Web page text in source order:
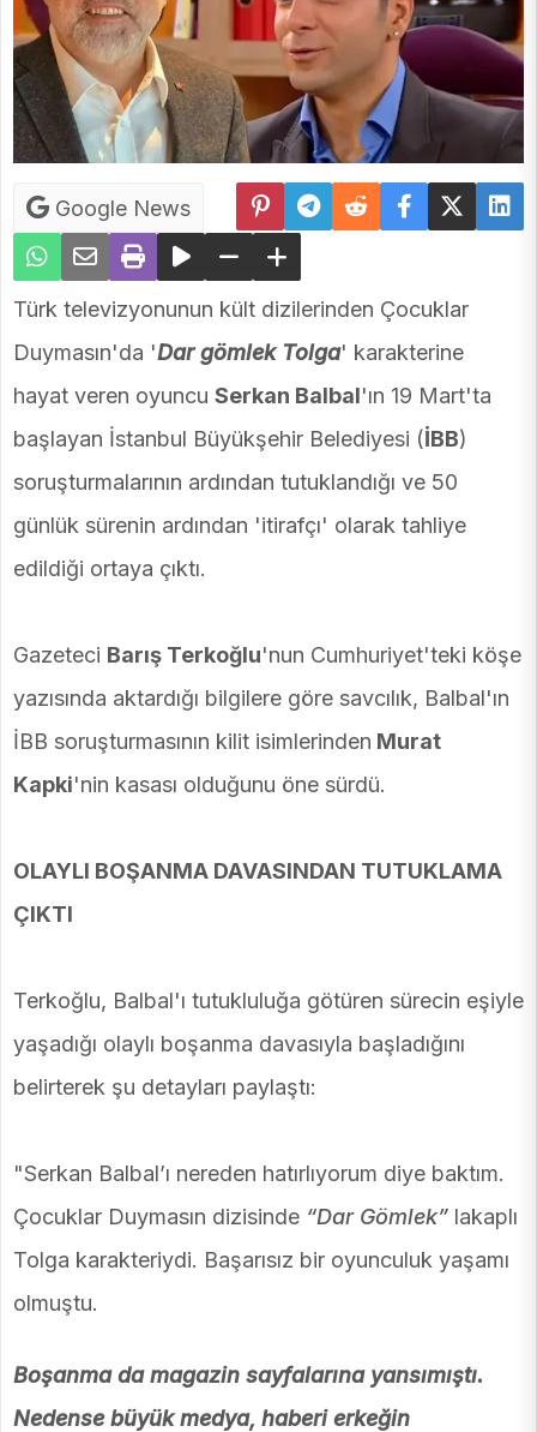
Google News
Türk televizyonunun kült dizilerinden Çocuklar
Duymasın'da 'Dar gömlek Tolga' karakterine
hayat veren oyuncu Serkan Balbal'ın 19 Mart'ta
başlayan İstanbul Büyükşehir Belediyesi (İBB)
soruşturmalarının ardından tutuklandığı ve 50
günlük sürenin ardından 'itirafçı' olarak tahliye
edildiği ortaya çıktı.
Gazeteci Barış Terkoğlu'nun Cumhuriyet'teki köşe
yazısında aktardığı bilgilere göre savcılık, Balbal'ın
İBB soruşturmasının kilit isimlerinden Murat
Kapki'nin kasası olduğunu öne sürdü.
OLAYLI BOŞANMA DAVASINDAN TUTUKLAMA
ÇIKTI
Terkoğlu, Balbal'ı tutukluluğa götüren sürecin eşiyle
yaşadığı olaylı boşanma davasıyla başladığını
belirterek şu detayları paylaştı:
"Serkan Balbal’ı nereden hatırlıyorum diye baktım.
Çocuklar Duymasın dizisinde “Dar Gömlek” lakaplı
Tolga karakteriydi. Başarısız bir oyunculuk yaşamı
olmuştu.
Boşanma da magazin sayfalarına yansımıştı.
Nedense büyük medya, haberi erkeğin